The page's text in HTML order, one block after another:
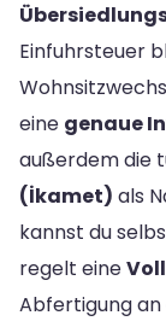
Einfuhrsteuer
eine genaue
außerdem die
(İkamet) als
kannst du
regelt eine
Abfertigung an